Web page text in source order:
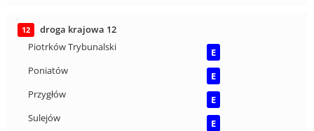
12
droga krajowa 12
Piotrków Trybunalski
E
Poniatów
E
Przygłów
E
Sulejów
E